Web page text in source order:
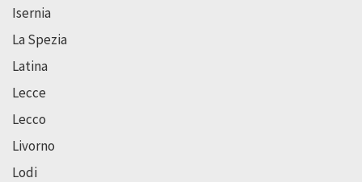
Isernia
La Spezia
Latina
Lecce
Lecco
Livorno
Lodi